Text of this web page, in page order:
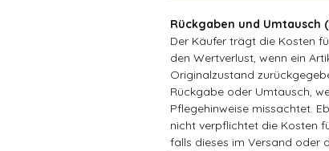
Rückgaben und Umtausch
Der Käufer trägt die Kosten
den Wertverlust, wenn ein
Originalzustand
Rückgabe oder Umtausch,
Pflegehinweise missachtet.
nicht verpflichtet die Kosten
falls dieses im Versand oder